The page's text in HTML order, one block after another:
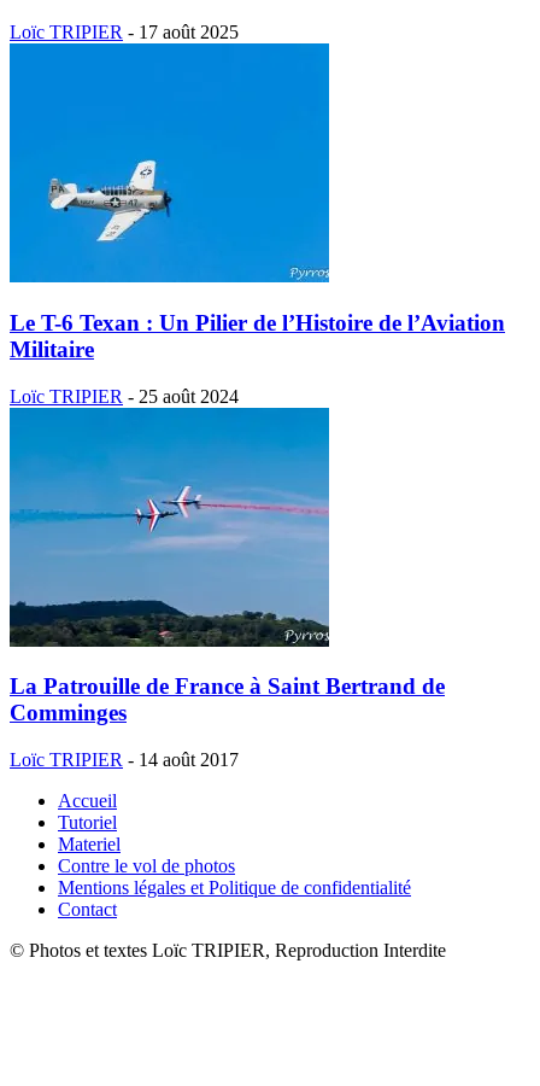
Loïc TRIPIER - 17 août 2025
Le T-6 Texan : Un Pilier de l’Histoire de l’Aviation
Militaire
Loïc TRIPIER - 25 août 2024
La Patrouille de France à Saint Bertrand de
Comminges
Loïc TRIPIER - 14 août 2017
Accueil
Tutoriel
Materiel
Contre le vol de photos
Mentions légales et Politique de confidentialité
Contact
© Photos et textes Loïc TRIPIER, Reproduction Interdite